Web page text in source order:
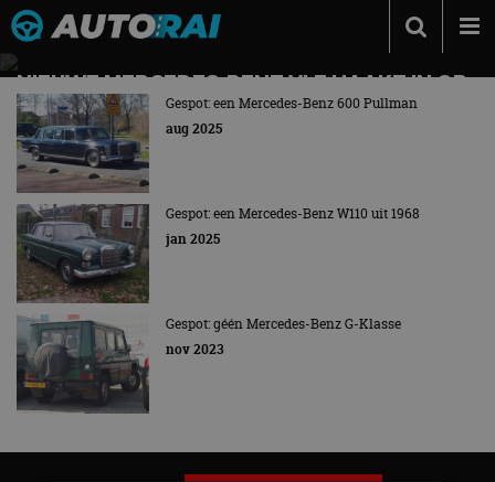
Autonieuws
Podcast
Autotests
Automerken
Adverteren
Contact
MotorRAI.nl
NIEUWE MERCEDES-BENZ VLE HAAKT IN OP
(CHINESE) TREND: DE SUPER-DE-LUXE
PERSONENBUS RUKT OP
Géén aangepaste bestelbus, losse stoelen op wieltjes,
ruim 700 kilometer per laadbeurt
Gespot: een Mercedes-Benz 600 Pullman
aug 2025
Gespot: een Mercedes-Benz W110 uit 1968
jan 2025
Gespot: géén Mercedes-Benz G-Klasse
nov 2023